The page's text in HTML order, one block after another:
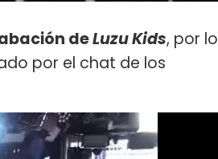
deLuzu Kids, por lo
por el chat de los